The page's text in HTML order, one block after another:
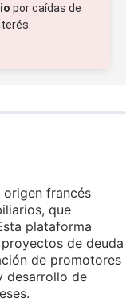
por caídas de
origen francés
que
plataforma
de deuda
de promotores
desarrollo de